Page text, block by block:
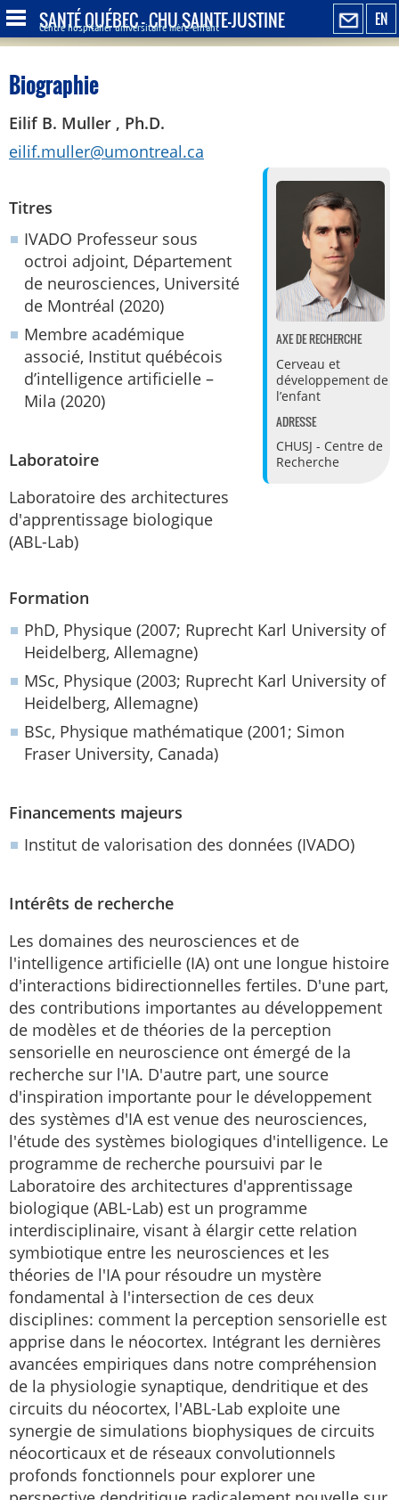
EN
SANTÉ QUÉBEC - CHU SAINTE-JUSTINE
Centre hospitalier universitaire mère-enfant
Biographie
Eilif B. Muller , Ph.D.
eilif.muller@umontreal.ca
AXE DE RECHERCHE
Cerveau et
développement de
l’enfant
ADRESSE
CHUSJ - Centre de
Recherche
Titres
IVADO Professeur sous
octroi adjoint, Département
de neurosciences, Université
de Montréal (2020)
Membre académique
associé, Institut québécois
d’intelligence artificielle –
Mila (2020)
Laboratoire
Laboratoire des architectures
d'apprentissage biologique
(ABL-Lab)
Formation
PhD, Physique (2007; Ruprecht Karl University of
Heidelberg, Allemagne)
MSc, Physique (2003; Ruprecht Karl University of
Heidelberg, Allemagne)
BSc, Physique mathématique (2001; Simon
Fraser University, Canada)
Financements majeurs
Institut de valorisation des données (IVADO)
Intérêts de recherche
Les domaines des neurosciences et de
l'intelligence artificielle (IA) ont une longue histoire
d'interactions bidirectionnelles fertiles. D'une part,
des contributions importantes au développement
de modèles et de théories de la perception
sensorielle en neuroscience ont émergé de la
recherche sur l'IA. D'autre part, une source
d'inspiration importante pour le développement
des systèmes d'IA est venue des neurosciences,
l'étude des systèmes biologiques d'intelligence. Le
programme de recherche poursuivi par le
Laboratoire des architectures d'apprentissage
biologique (ABL-Lab) est un programme
interdisciplinaire, visant à élargir cette relation
symbiotique entre les neurosciences et les
théories de l'IA pour résoudre un mystère
fondamental à l'intersection de ces deux
disciplines: comment la perception sensorielle est
apprise dans le néocortex. Intégrant les dernières
avancées empiriques dans notre compréhension
de la physiologie synaptique, dendritique et des
circuits du néocortex, l'ABL-Lab exploite une
synergie de simulations biophysiques de circuits
néocorticaux et de réseaux convolutionnels
profonds fonctionnels pour explorer une